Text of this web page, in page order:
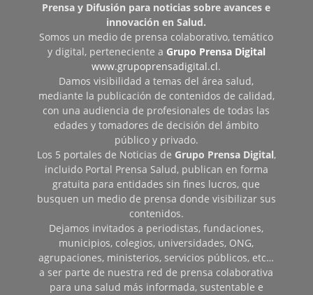
Prensa y Difusión para noticias sobre avances e
innovación en Salud.
Somos un medio de prensa colaborativo, temático
y digital, perteneciente a Grupo Prensa Digital
www.grupoprensadigital.cl.
Damos visibilidad a temas del área salud,
mediante la publicación de contenidos de calidad,
con una audiencia de profesionales de todas las
edades y tomadores de decisión del ámbito
público y privado.
Los 5 portales de Noticias de Grupo Prensa Digital,
incluido Portal Prensa Salud, publican en forma
gratuita para entidades sin fines lucros, que
busquen un medio de prensa donde visibilizar sus
contenidos.
Dejamos invitados a periodistas, fundaciones,
municipios, colegios, universidades, ONG,
agrupaciones, ministerios, servicios públicos, etc…
a ser parte de nuestra red de prensa colaborativa
para una salud más informada, sustentable e